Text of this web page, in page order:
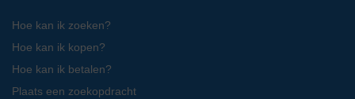
Hoe kan ik zoeken?
Hoe kan ik kopen?
Hoe kan ik betalen?
Plaats een zoekopdracht